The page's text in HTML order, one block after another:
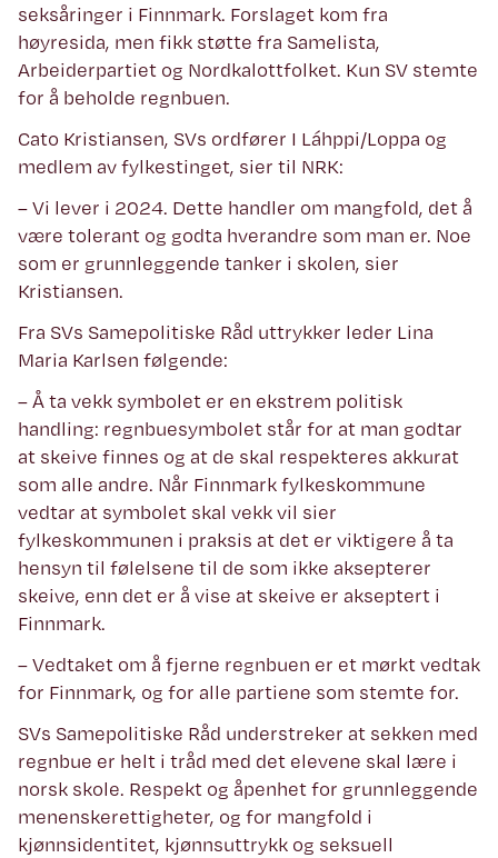
seksåringer i Finnmark. Forslaget kom fra
høyresida, men fikk støtte fra Samelista,
Arbeiderpartiet og Nordkalottfolket. Kun SV stemte
for å beholde regnbuen.
Cato Kristiansen, SVs ordfører I Láhppi/Loppa og
medlem av fylkestinget, sier til NRK:
– Vi lever i 2024. Dette handler om mangfold, det å
være tolerant og godta hverandre som man er. Noe
som er grunnleggende tanker i skolen, sier
Kristiansen.
Fra SVs Samepolitiske Råd uttrykker leder Lina
Maria Karlsen følgende:
– Å ta vekk symbolet er en ekstrem politisk
handling: regnbuesymbolet står for at man godtar
at skeive finnes og at de skal respekteres akkurat
som alle andre. Når Finnmark fylkeskommune
vedtar at symbolet skal vekk vil sier
fylkeskommunen i praksis at det er viktigere å ta
hensyn til følelsene til de som ikke aksepterer
skeive, enn det er å vise at skeive er akseptert i
Finnmark.
– Vedtaket om å fjerne regnbuen er et mørkt vedtak
for Finnmark, og for alle partiene som stemte for.
SVs Samepolitiske Råd understreker at sekken med
regnbue er helt i tråd med det elevene skal lære i
norsk skole. Respekt og åpenhet for grunnleggende
menenskerettigheter, og for mangfold i
kjønnsidentitet, kjønnsuttrykk og seksuell